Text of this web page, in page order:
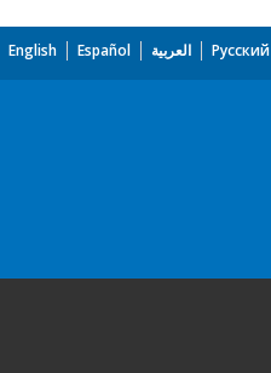
English Español العربية Русский